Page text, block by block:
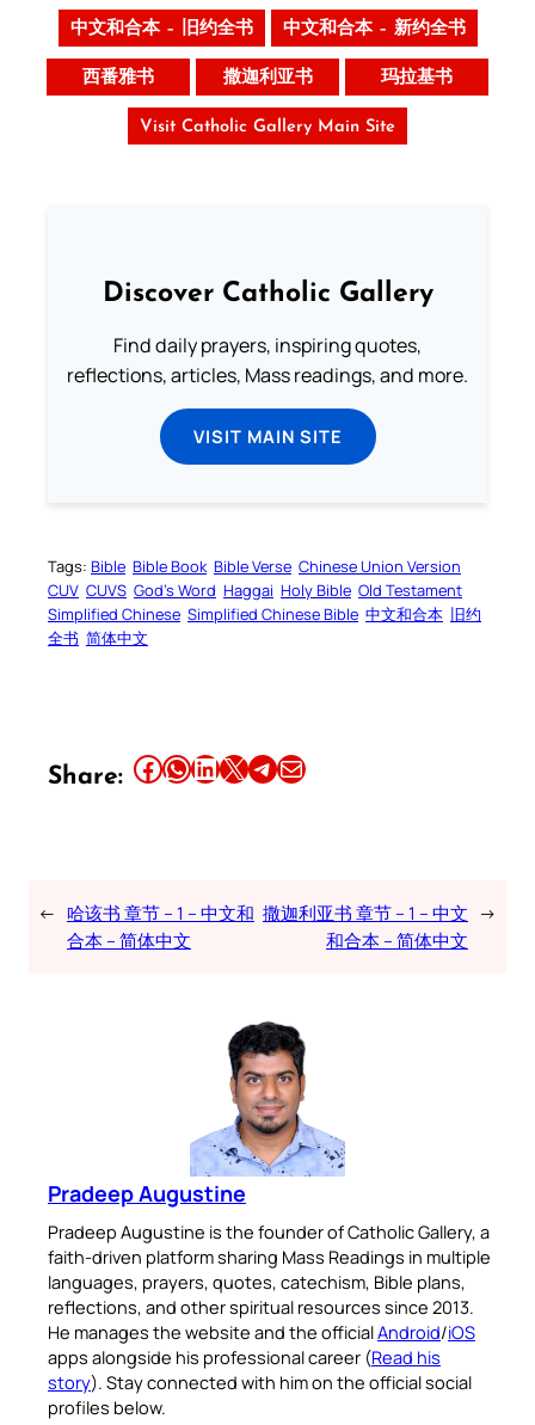
中文和合本 – 旧约全书 中文和合本 – 新约全书
西番雅书 撒迦利亚书 玛拉基书
Visit Catholic Gallery Main Site
Discover Catholic Gallery
Find daily prayers, inspiring quotes,
reflections, articles, Mass readings, and more.
VISIT MAIN SITE
Tags: Bible Bible Book Bible Verse Chinese Union Version
CUV CUVS God’s Word Haggai Holy Bible Old Testament
Simplified Chinese Simplified Chinese Bible 中文和合本 旧约
全书 简体中文
Share: Share this article on Facebook Share this article on WhatsApp Share this article on LinkedIn Share this article on X Share this article on TelegramEmail this Article
← 哈该书 章节 – 1 – 中文和
合本 – 简体中文
撒迦利亚书 章节 – 1 – 中文
和合本 – 简体中文
→
Pradeep Augustine
Pradeep Augustine is the founder of Catholic Gallery, a
faith-driven platform sharing Mass Readings in multiple
languages, prayers, quotes, catechism, Bible plans,
reflections, and other spiritual resources since 2013.
He manages the website and the officialAndroid/iOS
apps alongside his professional career (Read his
story). Stay connected with him on the official social
profiles below.